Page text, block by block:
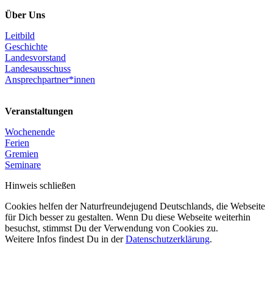
Über Uns
Leitbild
Geschichte
Landesvorstand
Landesausschuss
Ansprechpartner*innen
Veranstaltungen
Wochenende
Ferien
Gremien
Seminare
Hinweis schließen
Cookies helfen der Naturfreundejugend Deutschlands, die Webseite
für Dich besser zu gestalten. Wenn Du diese Webseite weiterhin
besuchst, stimmst Du der Verwendung von Cookies zu.
Weitere Infos findest Du in derDatenschutzerklärung.